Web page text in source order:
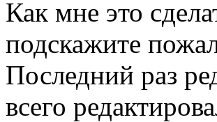
Как мне это
подскажите
Последний раз
всего